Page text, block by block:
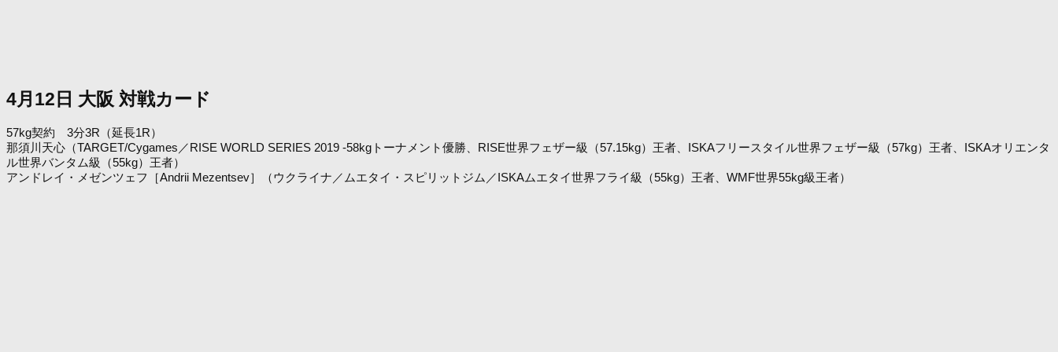
4月12日 大阪 対戦カード
57kg契約 3分3R（延長1R）
那須川天心（TARGET/Cygames／RISE WORLD SERIES 2019 -58kgトーナメント優勝、RISE世界フェザー級（57.15kg）王者、ISKAフリースタイル世界フェザー級（57kg）王者、ISKAオリエンタ
ル世界バンタム級（55kg）王者）
アンドレイ・メゼンツェフ［Andrii Mezentsev］（ウクライナ／ムエタイ・スピリットジム／ISKAムエタイ世界フライ級（55kg）王者、WMF世界55kg級王者）